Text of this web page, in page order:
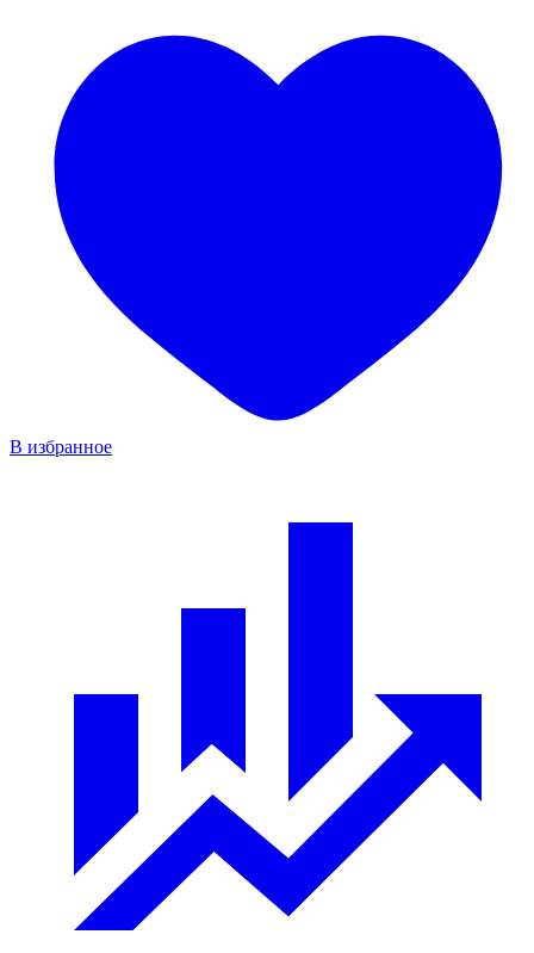
В избранное